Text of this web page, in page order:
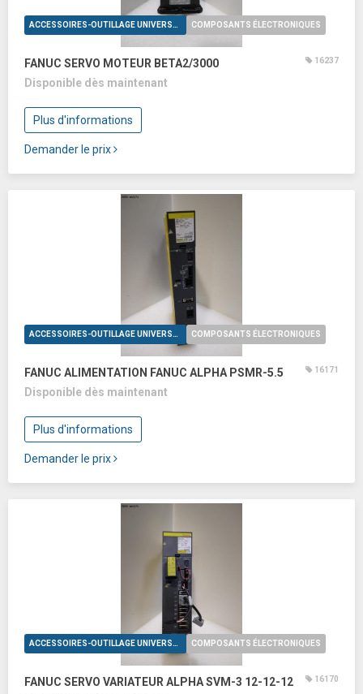
ACCESSOIRES-OUTILLAGE UNIVERSELS COMPOSANTS ÉLECTRONIQUES
FANUC SERVO MOTEUR BETA2/3000 16237
Disponible dès maintenant
Plus d'informations
Demander le prix
ACCESSOIRES-OUTILLAGE UNIVERSELS COMPOSANTS ÉLECTRONIQUES
FANUC ALIMENTATION FANUC ALPHA PSMR-5.5 16171
Disponible dès maintenant
Plus d'informations
Demander le prix
ACCESSOIRES-OUTILLAGE UNIVERSELS COMPOSANTS ÉLECTRONIQUES
FANUC SERVO VARIATEUR ALPHA SVM-3 12-12-12 16170